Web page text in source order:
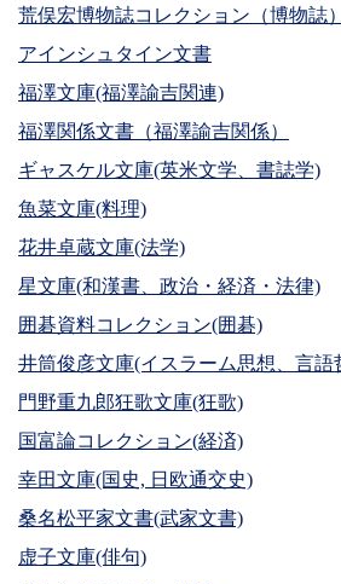
荒俣宏博物誌コレクション（博物誌）
アインシュタイン文書
福澤文庫(福澤諭吉関連)
福澤関係文書（福澤諭吉関係）
ギャスケル文庫(英米文学、書誌学)
魚菜文庫(料理)
花井卓蔵文庫(法学)
星文庫(和漢書、政治・経済・法律)
囲碁資料コレクション(囲碁)
井筒俊彦文庫(イスラーム思想、言語
門野重九郎狂歌文庫(狂歌)
国富論コレクション(経済)
幸田文庫(国史, 日欧通交史)
桑名松平家文書(武家文書)
虚子文庫(俳句)